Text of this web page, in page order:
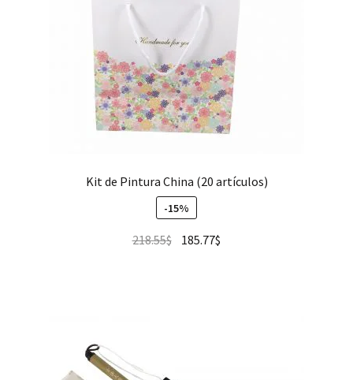
Kit de Pintura China (20 artículos)
-15%
218.55$ 185.77$